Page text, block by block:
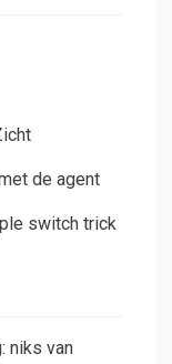
de agent
switch trick
niks van